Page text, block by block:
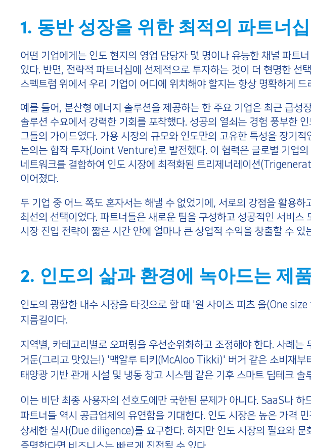
1. 동반 성장을 위한 최적의 파트너십
어떤 기업에게는 인도 현지의 영업 담당자 몇 명이나 유능한 채널 파트
있다. 반면, 전략적 파트너십에 선제적으로 투자하는 것이 더 현명한 선
스펙트럼 위에서 우리 기업이 어디에 위치해야 할지는 항상 명확하게 드
예를 들어, 분산형 에너지 솔루션을 제공하는 한 주요 기업은 최근 급성
솔루션 수요에서 강력한 기회를 포착했다. 성공의 열쇠는 경험 풍부한
그들의 가이드였다. 가용 시장의 규모와 인도만의 고유한 특성을 장기적
논의는 합작 투자(Joint Venture)로 발전했다. 이 협력은 글로벌 기업의
네트워크를 결합하여 인도 시장에 최적화된 트리제너레이션
이어졌다.
두 기업 중 어느 쪽도 혼자서는 해낼 수 없었기에, 서로의 강점을 활용하
최선의 선택이었다. 파트너들은 새로운 팀을 구성하고 성공적인 서비스
시장 진입 전략이 짧은 시간 안에 얼마나 큰 상업적 수익을 창출할 수 있
2. 인도의 삶과 환경에 녹아드는 제
인도의 광활한 내수 시장을 타깃으로 할 때 '원 사이즈 피츠 올(One
지름길이다.
지역별, 카테고리별로 오퍼링을 우선순위화하고 조정해야 한다. 사례는
거둔(그리고 맛있는!) '맥알루 티키(McAloo Tikki)' 버거 같은 소비재부
태양광 기반 관개 시설 및 냉동 창고 시스템 같은 기후 스마트 딥테크 솔
이는 비단 최종 사용자의 선호도에만 국한된 문제가 아니다. SaaS나 하
파트너들 역시 공급업체의 유연함을 기대한다. 인도 시장은 높은 가격
상세한 실사(Due diligence)를 요구한다. 하지만 인도 시장의 필요와 문